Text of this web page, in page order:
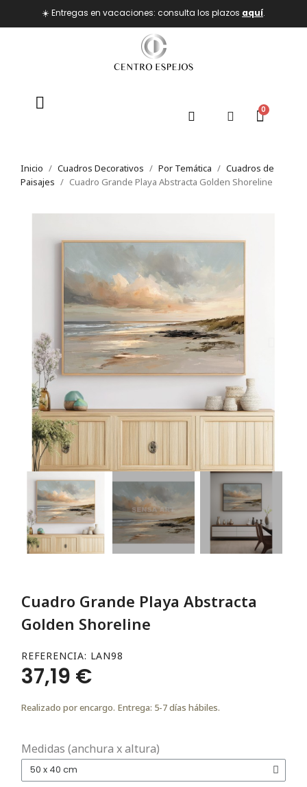
☀️ Entregas en vacaciones: consulta los plazos aquí.
Inicio Cuadros Decorativos Por Temática
Cuadros de
Paisajes
Cuadro Grande Playa Abstracta Golden Shoreline
Cuadro Grande Playa Abstracta
Golden Shoreline
REFERENCIA LAN98
37,19 €
Realizado por encargo. Entrega: 5-7 días hábiles.
Medidas (anchura x altura)